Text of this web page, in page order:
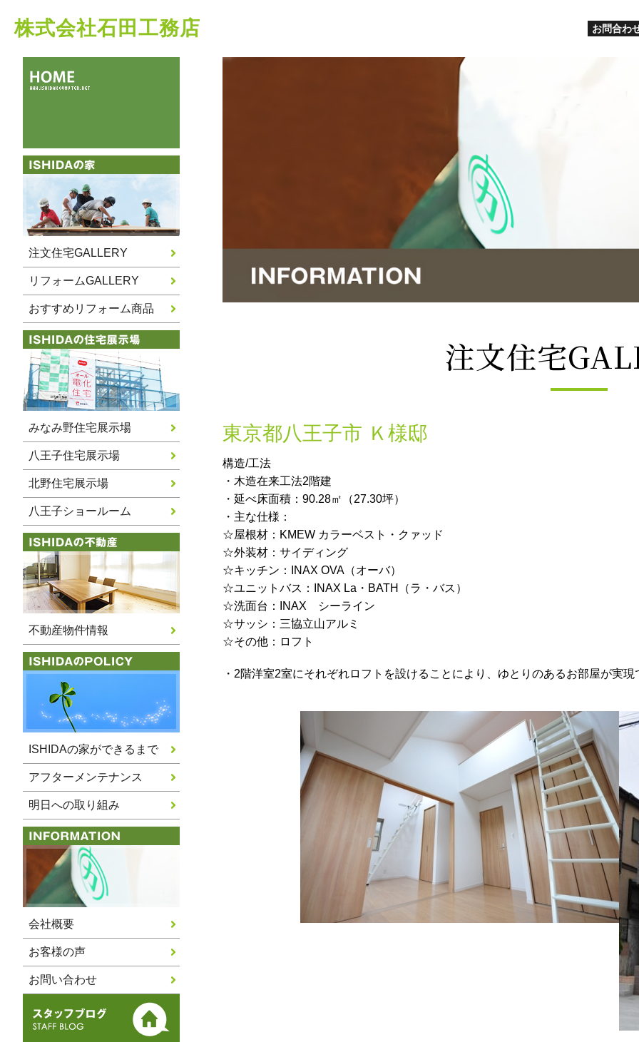
株式会社石田工務店 お問合わ
注文住宅GALLERY
リフォームGALLERY
おすすめリフォーム商品
みなみ野住宅展示場
八王子住宅展示場
北野住宅展示場
八王子ショールーム
不動産物件情報
ISHIDAの家ができるまで
アフターメンテナンス
明日への取り組み
会社概要
お客様の声
お問い合わせ
注文住宅
東京都八王子市 Ｋ様邸
構造/工法
・木造在来工法2階建
・延べ床面積：90.28㎡（27.30坪）
・主な仕様：
☆屋根材：KMEW カラーベスト・クァッド
☆外装材：サイディング
☆キッチン：INAX OVA（オーバ）
☆ユニットバス：INAX La・BATH（ラ・バス）
☆洗面台：INAX シーライン
☆サッシ：三協立山アルミ
☆その他：ロフト
・2階洋室2室にそれぞれロフトを設けることにより、ゆとりのあるお部屋が実現